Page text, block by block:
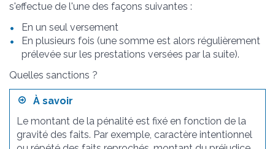
s'effectue de l'une des façons suivantes :
En un seul versement
En plusieurs fois (une somme est alors régulièrement
prélevée sur les prestations versées par la suite).
Quelles sanctions ?
À savoir
Le montant de la pénalité est fixé en fonction de la
gravité des faits. Par exemple, caractère intentionnel